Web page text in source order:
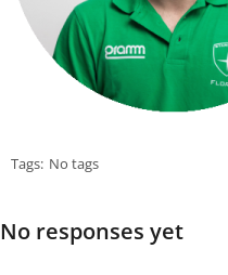
Tags: No tags
No responses yet